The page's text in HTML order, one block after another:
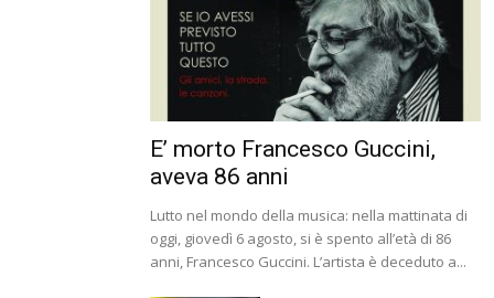
E’ morto Francesco Guccini,
aveva 86 anni
Lutto nel mondo della musica: nella mattinata di
oggi, giovedì 6 agosto, si è spento all’età di 86
anni, Francesco Guccini. L’artista è deceduto a...